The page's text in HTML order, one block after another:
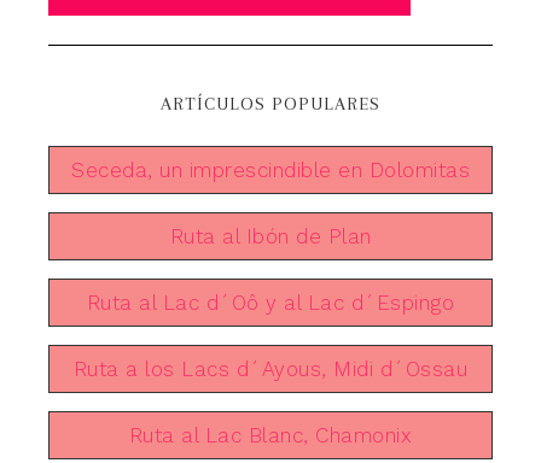
ARTÍCULOS POPULARES
Seceda, un imprescindible en Dolomitas
Ruta al Ibón de Plan
Ruta al Lac d´Oô y al Lac d´Espingo
Ruta a los Lacs d´Ayous, Midi d´Ossau
Ruta al Lac Blanc, Chamonix